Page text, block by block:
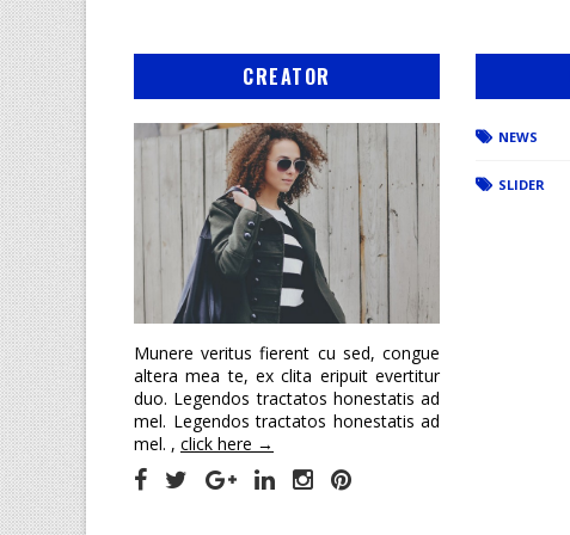
CREATOR
Munere veritus fierent cu sed, congue
altera mea te, ex clita eripuit evertitur
duo. Legendos tractatos honestatis ad
mel. Legendos tractatos honestatis ad
mel. , click here →
NEWS
SLIDER